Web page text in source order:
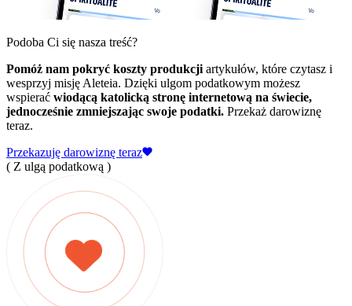
Podoba Ci się nasza treść?
Pomóż nam pokryć koszty produkcji artykułów, które czytasz i
wesprzyj misję Aleteia. Dzięki ulgom podatkowym możesz
wspierać wiodącą katolicką stronę internetową na świecie,
jednocześnie zmniejszając swoje podatki. Przekaż darowiznę
teraz.
Przekazuję darowiznę teraz
( Z ulgą podatkową )